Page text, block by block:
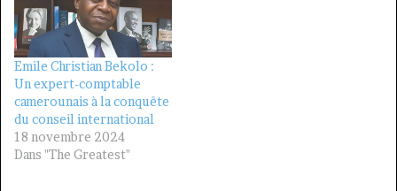
Emile Christian Bekolo :
Un expert-comptable
camerounais à la conquête
du conseil international
18 novembre 2024
Dans "The Greatest"